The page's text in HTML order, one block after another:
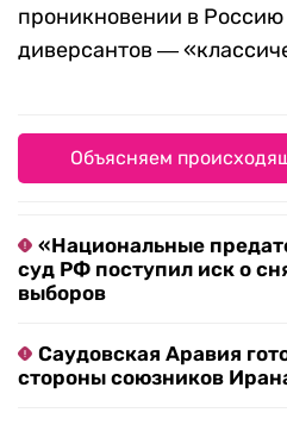
проникновении в
диверсантов ―
Объясняем
«Национальные
суд РФ поступил иск о
выборов
Саудовская Аравия
стороны союзников